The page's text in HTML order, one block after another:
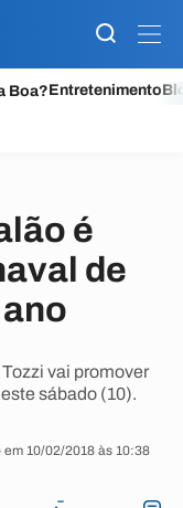
Boa?Entretenimento
é
de
vai promover
sábado (10).
10/02/2018 às 10:38